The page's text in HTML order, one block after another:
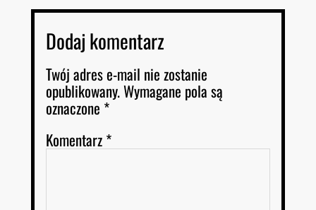
Dodaj komentarz
Twój adres e-mail nie zostanie
opublikowany.Wymagane pola są
oznaczone *
Komentarz*